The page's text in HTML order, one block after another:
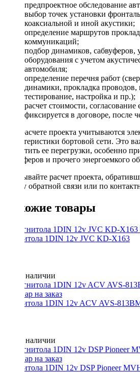
предпроектное обследование
выбор точек установки
коаксиальной и иной акустики;
определение маршрутов
коммуникаций;
подбор динамиков, сабвуферов,
оборудования с учетом
автомобиля;
определение перечня работ
динамики, прокладка
тестирование, настройка и пр.);
расчет стоимости, согласование
фиксируется в договоре, после
При расчете проекта учитываются
характеристики бортовой сети. Это
допустить ее перегрузки, особенно
сабвуферов и прочего энергоемкого
Заказывайте расчет проекта,
форму обратной связи или по
Похожие товары
Магнитола 1DIN 12v JVC KD-X163
Нет в наличии
Магнитола 1DIN 12v ACV AVS-
Нет в наличии
Магнитола 1DIN 12v DSP Pioneer